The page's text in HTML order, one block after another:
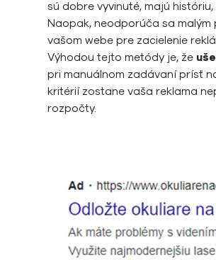
sú dobre vyvinuté, majú
Naopak, neodporúča sa
vašom webe pre zacielenie
Výhodou tejto metódy je, že
pri manuálnom zadávaní prísť
kritérií zostane vaša reklama
rozpočty.